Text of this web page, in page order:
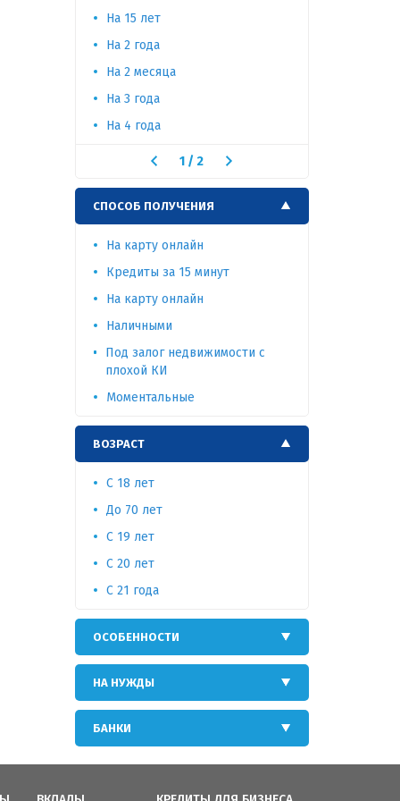
На 15 лет
На 2 года
На 2 месяца
На 3 года
На 4 года
1 / 2
СПОСОБ ПОЛУЧЕНИЯ
На карту онлайн
Кредиты за 15 минут
На карту онлайн
Наличными
Под залог недвижимости с
плохой КИ
Моментальные
ВОЗРАСТ
C 18 лет
До 70 лет
С 19 лет
C 20 лет
С 21 года
ОСОБЕННОСТИ
НА НУЖДЫ
БАНКИ